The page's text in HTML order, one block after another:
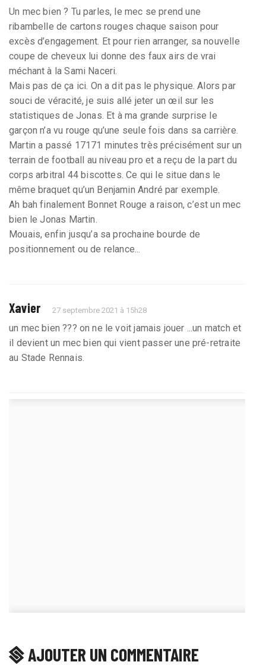
Un mec bien ? Tu parles, le mec se prend une
ribambelle de cartons rouges chaque saison pour
excès d’engagement. Et pour rien arranger, sa nouvelle
coupe de cheveux lui donne des faux airs de vrai
méchant à la Sami Naceri.
Mais pas de ça ici. On a dit pas le physique. Alors par
souci de véracité, je suis allé jeter un œil sur les
statistiques de Jonas. Et à ma grande surprise le
garçon n’a vu rouge qu’une seule fois dans sa carrière.
Martin a passé 17171 minutes très précisément sur un
terrain de football au niveau pro et a reçu de la part du
corps arbitral 44 biscottes. Ce qui le situe dans le
même braquet qu’un Benjamin André par exemple.
Ah bah finalement Bonnet Rouge a raison, c’est un mec
bien le Jonas Martin.
Mouais, enfin jusqu’a sa prochaine bourde de
positionnement ou de relance...
Xavier 27 septembre 2021 à 15h28
un mec bien ??? on ne le voit jamais jouer ...un match et
il devient un mec bien qui vient passer une pré-retraite
au Stade Rennais.
AJOUTER UN COMMENTAIRE